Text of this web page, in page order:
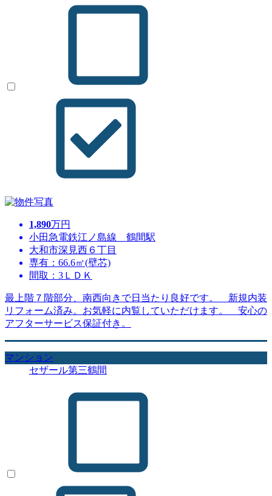
1,890万円
小田急電鉄江ノ島線 鶴間駅
大和市深見西６丁目
専有：66.6㎡(壁芯)
間取：3ＬＤＫ
最上階７階部分、南西向きで日当たり良好です。 新規内装
リフォーム済み。お気軽に内覧していただけます。 安心の
アフターサービス保証付き。
マンション
セザール第三鶴間